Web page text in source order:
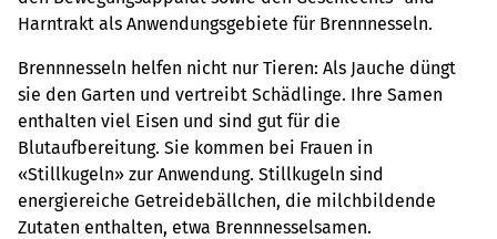
Harntrakt als Anwendungsgebiete für Brennnesseln.
Brennnesseln helfen nicht nur Tieren: Als Jauche düngt
sie den Garten und vertreibt Schädlinge. Ihre Samen
enthalten viel Eisen und sind gut für die
Blutaufbereitung. Sie kommen bei Frauen in
«Stillkugeln» zur Anwendung. Stillkugeln sind
energiereiche Getreidebällchen, die milchbildende
Zutaten enthalten, etwa Brennnesselsamen.